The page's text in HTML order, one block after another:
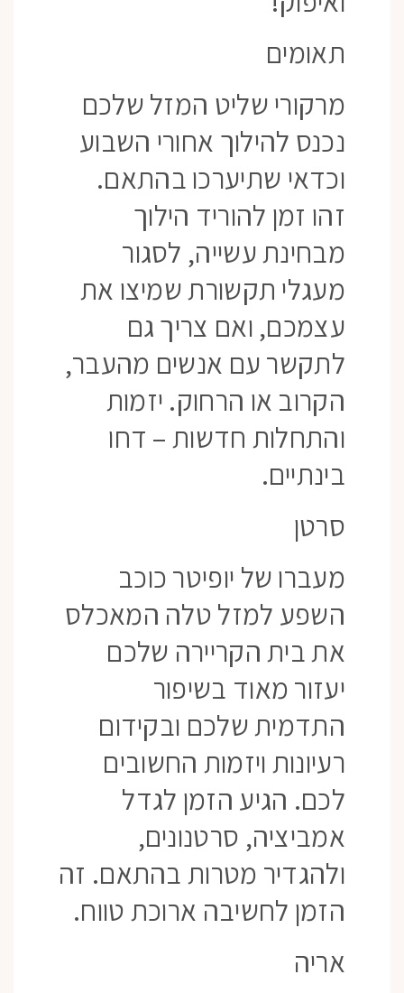
תאומים
מרקורי שליט המזל שלכם
נכנס להילוך אחורי השבוע
וכדאי שתיערכו בהתאם.
זהו זמן להוריד הילוך
מבחינת עשייה, לסגור
מעגלי תקשורת שמיצו את
עצמכם, ואם צריך גם
לתקשר עם אנשים מהעבר,
הקרוב או הרחוק. יזמות
והתחלות חדשות – דחו
בינתיים.
סרטן
מעברו של יופיטר כוכב
השפע למזל טלה המאכלס
את בית הקריירה שלכם
יעזור מאוד בשיפור
התדמית שלכם ובקידום
רעיונות ויזמות החשובים
לכם. הגיע הזמן לגדל
אמביציה, סרטנונים,
ולהגדיר מטרות בהתאם. זה
הזמן לחשיבה ארוכת טווח.
אריה